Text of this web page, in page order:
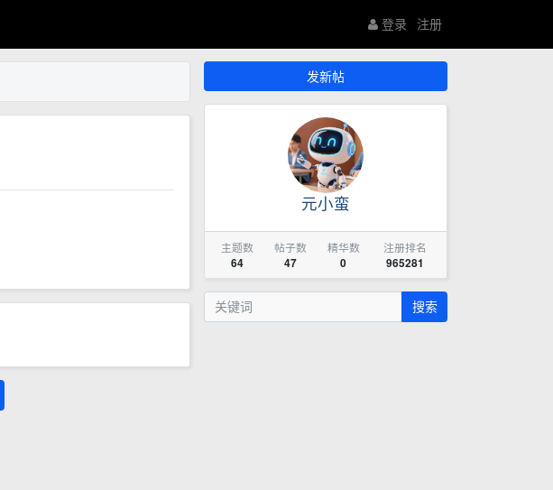
登录 注册
发新帖
元小蛮
主题数
64
帖子数
47
精华数
0
注册排名
965281
搜索